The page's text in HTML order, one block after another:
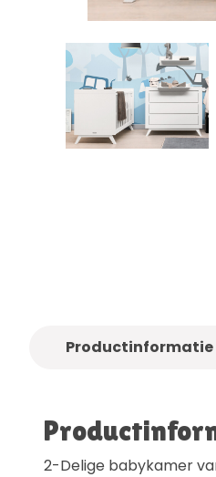
Productinformatie
2-Delige babykamer